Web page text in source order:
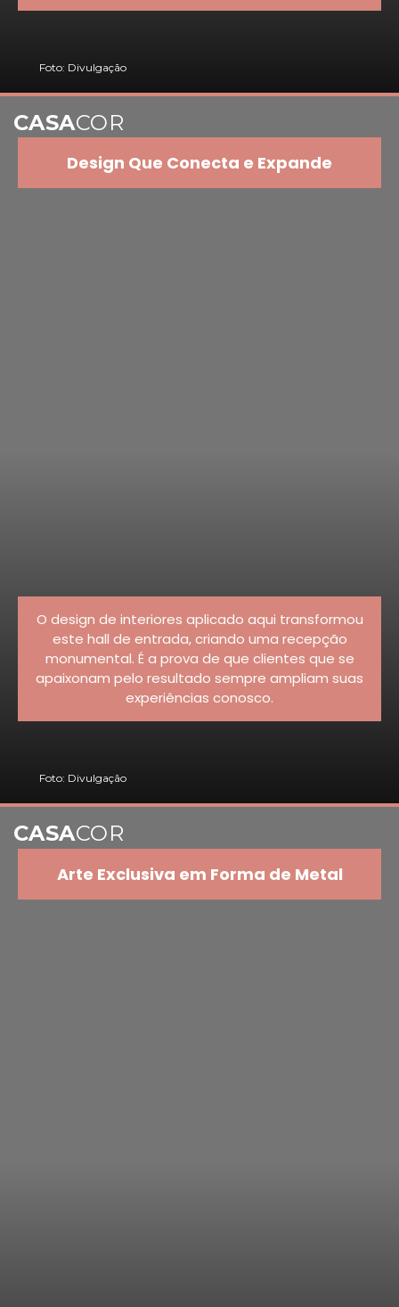
Foto: Divulgação
O design de interiores aplicado aqui transformou
este hall de entrada, criando uma recepção
monumental. É a prova de que clientes que se
apaixonam pelo resultado sempre ampliam suas
experiências conosco.
Design Que Conecta e Expande
Foto: Divulgação
CASACOR
Arte Exclusiva em Forma de Metal
CASACOR